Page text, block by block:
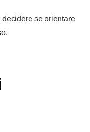
decidere se orientare